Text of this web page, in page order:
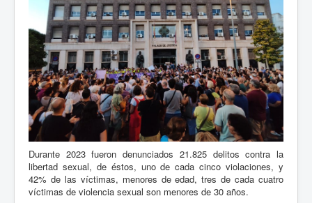
Durante 2023 fueron denunciados 21.825 delitos contra la
libertad sexual, de éstos, uno de cada cinco violaciones, y
42% de las víctimas, menores de edad, tres de cada cuatro
víctimas de violencia sexual son menores de 30 años.